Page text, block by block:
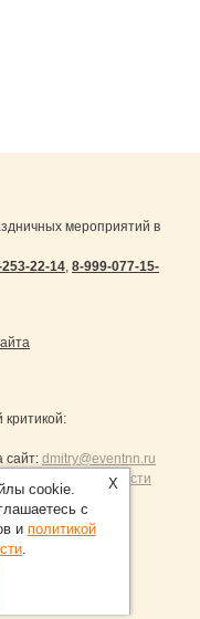
мероприятий в
22-14, 8-999-077-15-
сайт: dmitry@eventnn.ru
конфиденциальности
Петербург
X
cookie.
с
и политикой
.